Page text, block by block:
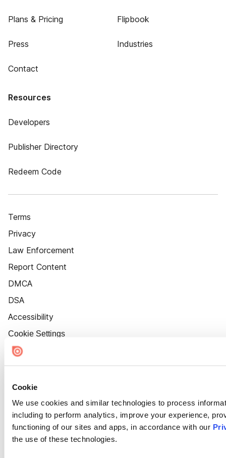
Cookie
We use cookies and similar technologies to process
including to perform analytics, improve your experience,
functioning of our sites and apps, in accordance with our
the use of these technologies.
Plans & Pricing
Press
Contact
Flipbook
Industries
Resources
Developers
Publisher Directory
Redeem Code
Terms
Privacy
Law Enforcement
Report Content
DMCA
DSA
Accessibility
Cookie Settings